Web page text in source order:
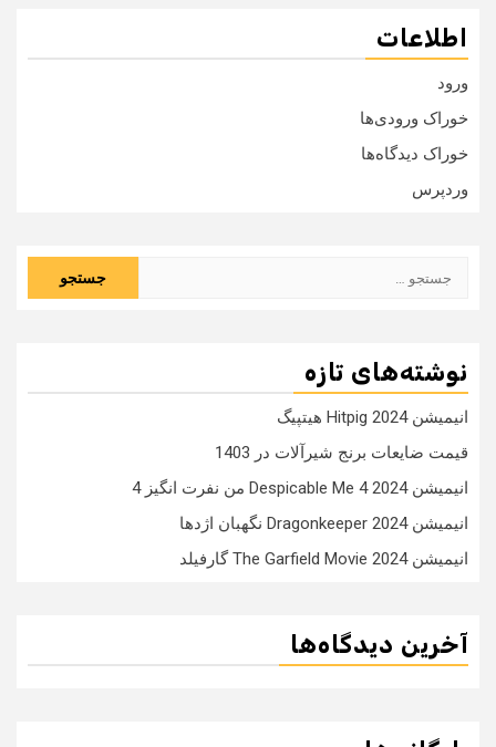
اطلاعات
ورود
خوراک ورودی‌ها
خوراک دیدگاه‌ها
وردپرس
نوشته‌های تازه
انیمیشن Hitpig 2024 هیتپیگ
قیمت ضایعات برنج شیرآلات در 1403
انیمیشن Despicable Me 4 2024 من نفرت انگیز 4
انیمیشن Dragonkeeper 2024 نگهبان اژدها
انیمیشن The Garfield Movie 2024 گارفیلد
آخرین دیدگاه‌ها